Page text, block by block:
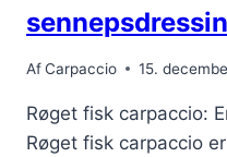
AfCarpaccio 15.
Røget fisk carpaccio:
Røget fisk carpaccio